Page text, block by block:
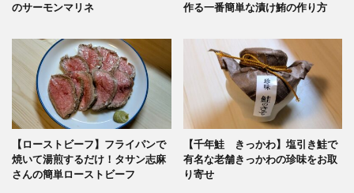
のサーモンマリネ
作る一番簡単な漬け鮪の作り方
【ローストビーフ】フライパンで
焼いて湯煎するだけ！タサン志麻
さんの簡単ローストビーフ
【千年鮭 きっかわ】塩引き鮭で
有名な老舗きっかわの珍味をお取
り寄せ